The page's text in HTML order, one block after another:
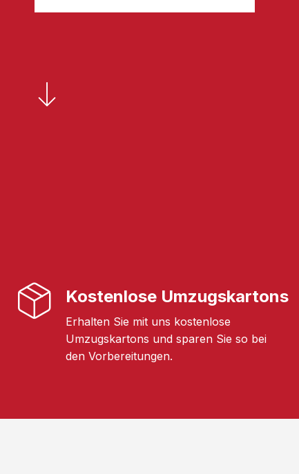
Kostenlose Umzugskartons
Erhalten Sie mit uns kostenlose
Umzugskartons und sparen Sie so bei
den Vorbereitungen.